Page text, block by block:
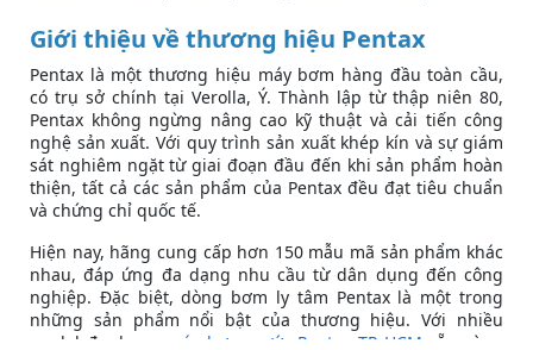
Giới thiệu về thương hiệu Pentax
Pentax là một thương hiệu máy bơm hàng đầu toàn cầu,
có trụ sở chính tại Verolla, Ý. Thành lập từ thập niên 80,
Pentax không ngừng nâng cao kỹ thuật và cải tiến công
nghệ sản xuất. Với quy trình sản xuất khép kín và sự giám
sát nghiêm ngặt từ giai đoạn đầu đến khi sản phẩm hoàn
thiện, tất cả các sản phẩm của Pentax đều đạt tiêu chuẩn
và chứng chỉ quốc tế.
Hiện nay, hãng cung cấp hơn 150 mẫu mã sản phẩm khác
nhau, đáp ứng đa dạng nhu cầu từ dân dụng đến công
nghiệp. Đặc biệt, dòng bơm ly tâm Pentax là một trong
những sản phẩm nổi bật của thương hiệu. Với nhiều
model đa dạng,
máy bơm nước Pentax TP HCM sẵn sàng